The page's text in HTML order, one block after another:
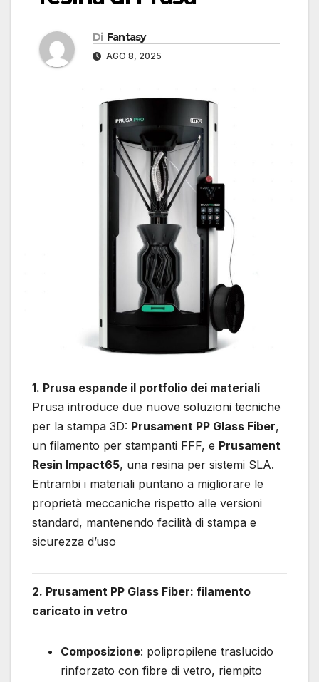
Di Fantasy
AGO 8, 2025
1. Prusa espande il portfolio dei materiali
Prusa introduce due nuove soluzioni tecniche
per la stampa 3D: Prusament PP Glass Fiber,
un filamento per stampanti FFF, e Prusament
Resin Impact65, una resina per sistemi SLA.
Entrambi i materiali puntano a migliorare le
proprietà meccaniche rispetto alle versioni
standard, mantenendo facilità di stampa e
sicurezza d’uso
2. Prusament PP Glass Fiber: filamento
caricato in vetro
Composizione: polipropilene traslucido
rinforzato con fibre di vetro, riempito